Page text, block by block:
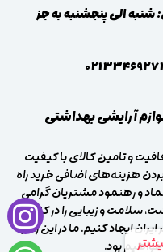
| ساعت کاری: شنبه الی پنجشنبه به جز
آرایشی بهداشتی
و تامین کالای با کیفیت
بردن هزینه‌های اضافی خرید راه
و رهنمود مشتریان گرامی
سلامت و زیبایی را در کنار
ایجاد کنیم. ما در این راه با
بود.‌